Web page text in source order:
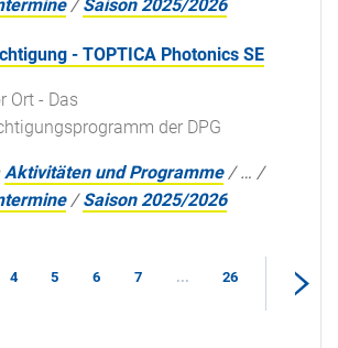
/Saison 2025/2026
- TOPTICA Photonics SE
Ort - Das
der DPG
Aktivitäten und Programme /… /
/Saison 2025/2026
4 5 6 7 ... 26